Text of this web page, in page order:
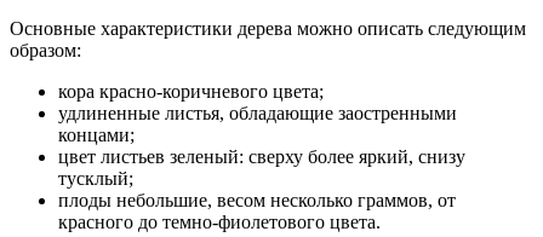
Основные характеристики дерева можно описать следующим
образом:
кора красно-коричневого цвета;
удлиненные листья, обладающие заостренными
концами;
цвет листьев зеленый: сверху более яркий, снизу
тусклый;
плоды небольшие, весом несколько граммов, от
красного до темно-фиолетового цвета.